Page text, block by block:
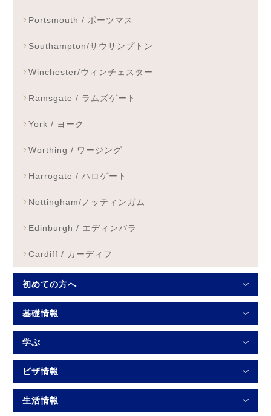
Portsmouth / ポーツマス
Southampton/サウサンプトン
Winchester/ウィンチェスター
Ramsgate / ラムズゲート
York / ヨーク
Worthing / ワージング
Harrogate / ハロゲート
Nottingham/ノッティンガム
Edinburgh / エディンバラ
Cardiff / カーディフ
初めての方へ
基礎情報
学ぶ
ビザ情報
生活情報